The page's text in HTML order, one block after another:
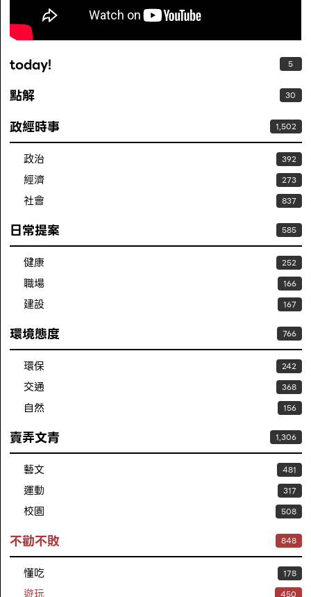
today! 5
點解 30
政經時事 1,502
政治 392
經濟 273
社會 837
日常提案 585
健康 252
職場 166
建設 167
環境態度 766
環保 242
交通 368
自然 156
賣弄文青 1,306
藝文 481
運動 317
校園 508
不勸不敗 848
懂吃 178
450